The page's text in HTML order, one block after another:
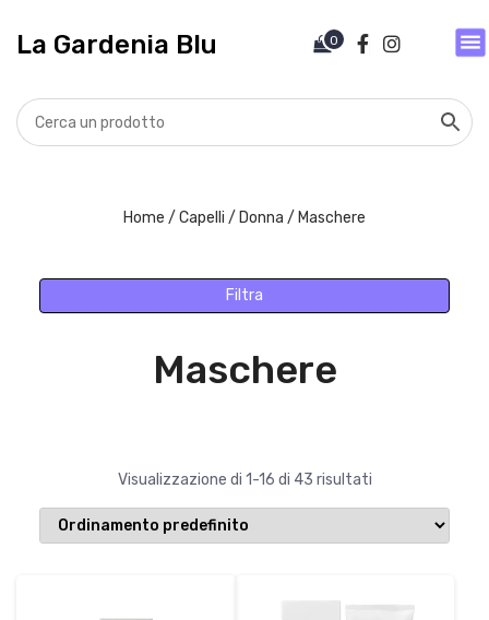
La Gardenia Blu 0
Home / Capelli / Donna / Maschere
Filtra
Maschere
Visualizzazione di 1-16 di 43 risultati